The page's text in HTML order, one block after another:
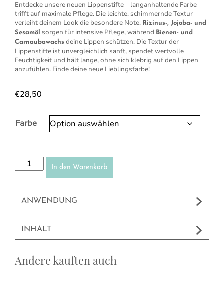
Entdecke unsere neuen Lippenstifte – langanhaltende Farbe
trifft auf maximale Pflege. Die leichte, schimmernde Textur
verleiht deinem Look die besondere Note. Rizinus-, Jojoba- und
Sesamöl
sorgen für intensive Pflege, während Bienen- und
Carnaubawachs deine Lippen schützen. Die Textur der
Lippenstifte ist unvergleichlich sanft, spendet wertvolle
Feuchtigkeit und hält lange, ohne sich klebrig auf den Lippen
anzufühlen. Finde deine neue Lieblingsfarbe!
€28,50
Farbe
Lippenstifte Menge
In den Warenkorb
ANWENDUNG
INHALT
Andere kauften auch